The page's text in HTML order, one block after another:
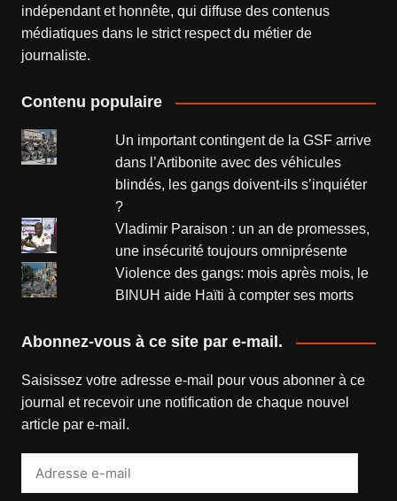
indépendant et honnête, qui diffuse des contenus
médiatiques dans le strict respect du métier de
journaliste.
Contenu populaire
Un important contingent de la GSF arrive
dans l’Artibonite avec des véhicules
blindés, les gangs doivent-ils s’inquiéter
?
Vladimir Paraison : un an de promesses,
une insécurité toujours omniprésente
Violence des gangs: mois après mois, le
BINUH aide Haïti à compter ses morts
Abonnez-vous à ce site par e-mail.
Saisissez votre adresse e-mail pour vous abonner à ce
journal et recevoir une notification de chaque nouvel
article par e-mail.